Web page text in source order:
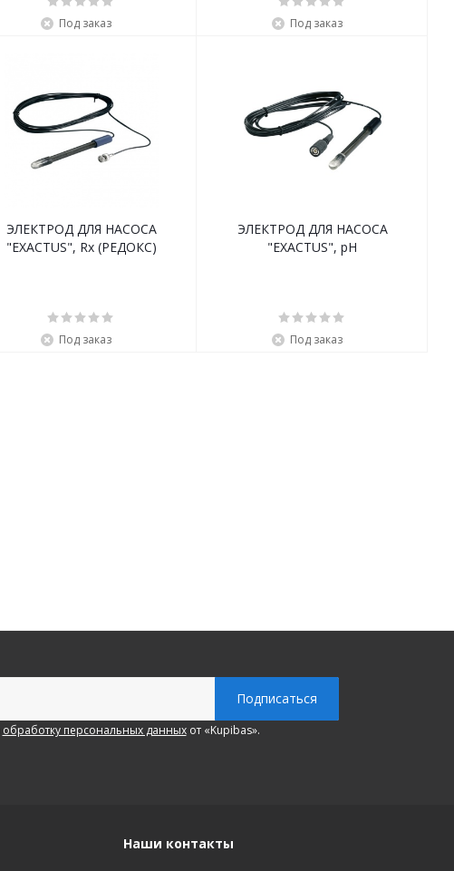
Под заказ Под заказ
ЭЛЕКТРОД ДЛЯ НАСОСА
"EXACTUS", Rx (РЕДОКС)
Под заказ
ЭЛЕКТРОД ДЛЯ НАСОСА
"EXACTUS", pH
Под заказ
обработку персональных данныхот «Kupibas».
Наши контакты